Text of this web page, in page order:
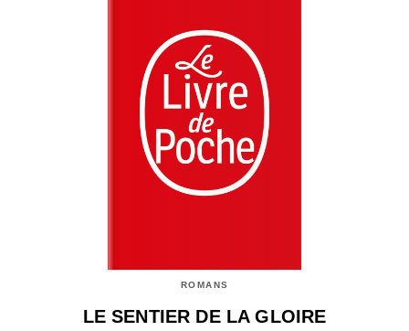
ROMANS
LE SENTIER DE LA GLOIRE